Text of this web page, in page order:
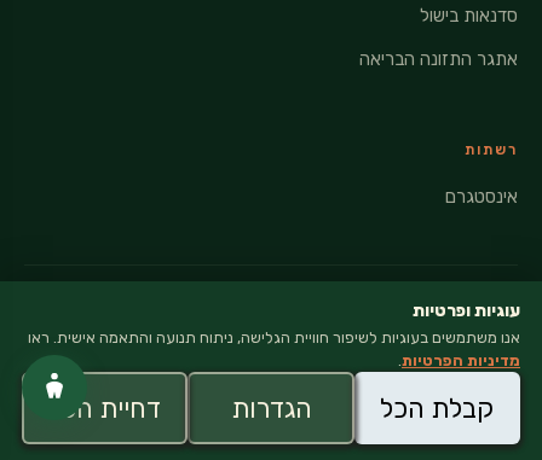
סדנאות בישול
אתגר התזונה הבריאה
רשתות
אינסטגרם
© 2026 VEGANATI · כל הזכויות שמורות
עוגיות ופרטיות
אנו משתמשים בעוגיות לשיפור חוויית הגלישה, ניתוח תנועה והתאמה אישית. ראו
מדיניות הפרטיות.
קבלת הכל הגדרות דחיית הכל